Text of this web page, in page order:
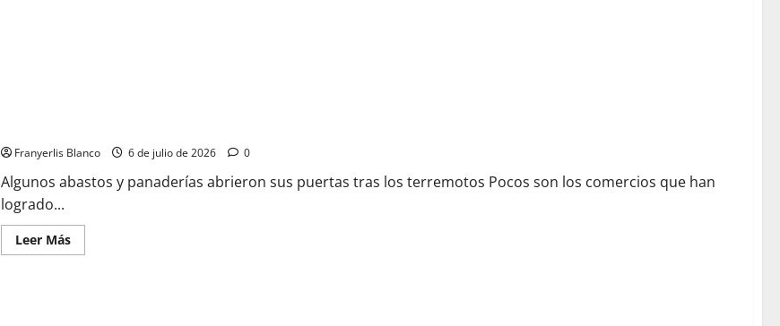
Franyerlis Blanco 6 de julio de 2026 0
Algunos abastos y panaderías abrieron sus puertas tras los terremotos Pocos son los comercios que han
logrado...
Leer Más